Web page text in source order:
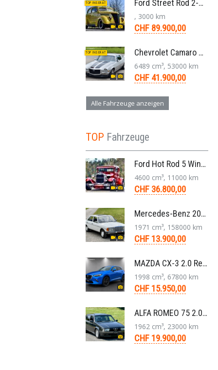
TOP INSERAT Ford Street Rod 2-Door V8 Aut. 1937
, 3000 km
CHF 89.900,00
TOP INSERAT Chevrolet Camaro SS 396 LS3 Coupe Aut. 1971
6489 cm³, 53000 km
CHF 41.900,00
Alle Fahrzeuge anzeigen
TOP Fahrzeuge
Ford Hot Rod 5 Window 283 V8 4-Gang 1929
4600 cm³, 11000 km
CHF 36.800,00
Mercedes-Benz 200 W123 1979 Veteranenfahrzeug Handschaltung Schiebedach
1971 cm³, 158000 km
CHF 13.900,00
MAZDA CX-3 2.0 Revolution FWD Skyactiv Drive SUV 2017
1998 cm³, 67800 km
CHF 15.950,00
ALFA ROMEO 75 2.0 TS Super Berlina 5-Gang 1991
1962 cm³, 23000 km
CHF 19.900,00